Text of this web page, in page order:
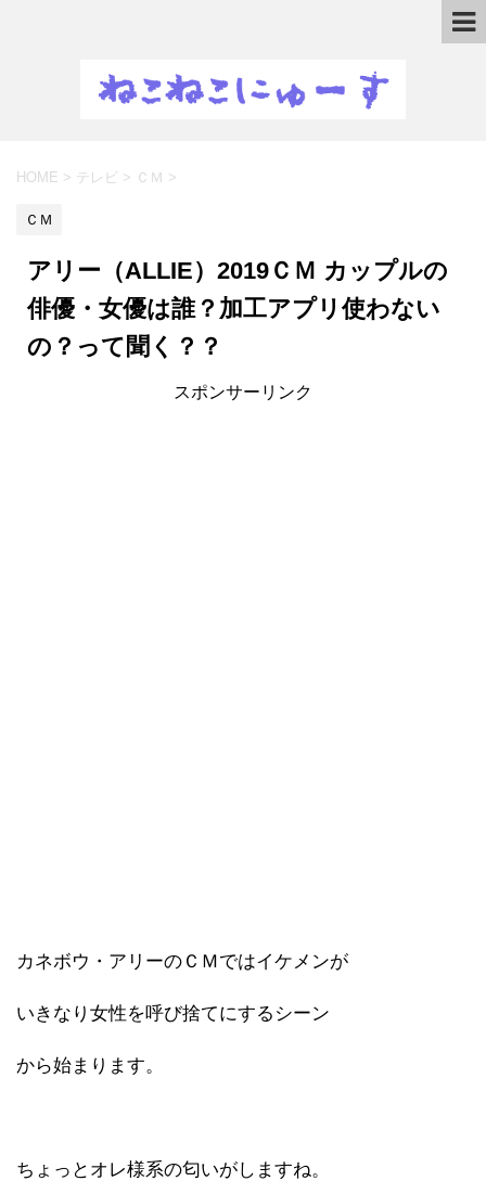
HOME > テレビ > ＣＭ >
ＣＭ
アリー（ALLIE）2019ＣＭ カップルの
俳優・女優は誰？加工アプリ使わない
の？って聞く？？
スポンサーリンク
カネボウ・アリーのＣＭではイケメンが
いきなり女性を呼び捨てにするシーン
から始まります。
ちょっとオレ様系の匂いがしますね。